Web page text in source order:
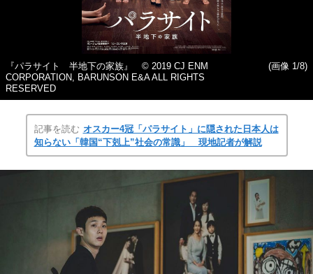
『パラサイト 半地下の家族』 © 2019 CJ ENM
CORPORATION, BARUNSON E&A ALL RIGHTS
RESERVED
(画像 1/8)
記事を読む オスカー4冠「パラサイト」に隠された日本人は
知らない「韓国“下剋上”社会の常識」 現地記者が解説